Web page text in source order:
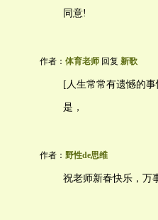
同意!
作者： 体育老师 回复 新歌
[人生常常有遗憾的
是，
作者： 野性de思维
祝老师新春快乐，万